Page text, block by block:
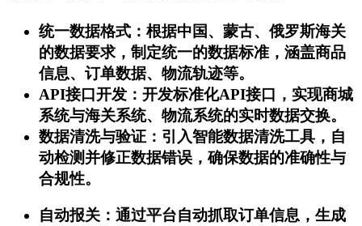
统一数据格式 ：根据中国、蒙古、俄罗斯海关
的数据要求，制定统一的数据标准，涵盖商品
信息、订单数据、物流轨迹等。
API接口开发 ：开发标准化API接口，实现商城
系统与海关系统、物流系统的实时数据交换。
数据清洗与验证 ：引入智能数据清洗工具，自
动检测并修正数据错误，确保数据的准确性与
合规性。
自动报关 ：通过平台自动抓取订单信息，生成